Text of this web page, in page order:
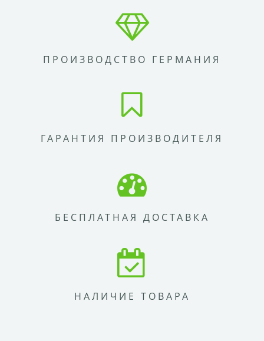
ПРОИЗВОДСТВО ГЕРМАНИЯ
ГАРАНТИЯ ПРОИЗВОДИТЕЛЯ
БЕСПЛАТНАЯ ДОСТАВКА
НАЛИЧИЕ ТОВАРА